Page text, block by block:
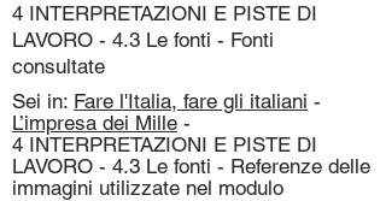
4 INTERPRETAZIONI E PISTE DI
LAVORO - 4.3 Le fonti - Fonti
consultate
Sei in: Fare l'Italia, fare gli italiani -
L’impresa dei Mille -
4 INTERPRETAZIONI E PISTE DI
LAVORO - 4.3 Le fonti - Referenze delle
immagini utilizzate nel modulo